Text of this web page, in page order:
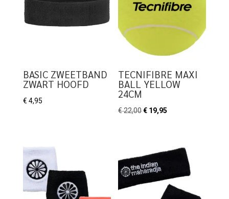
BASIC ZWEETBAND
ZWART HOOFD
€ 4,95
TECNIFIBRE MAXI
BALL YELLOW
24CM
€22,00Oorspronkelijke
€ 22,00.
€ 19,95
€ 19,95.